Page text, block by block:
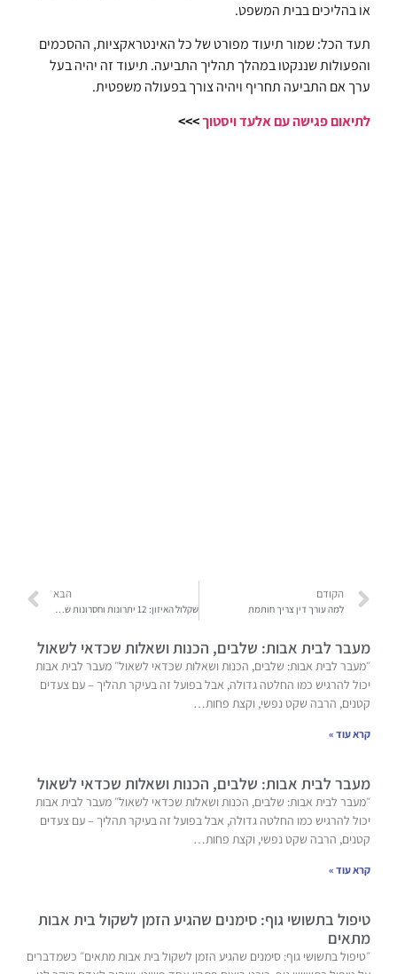
או בהליכים בבית המשפט.
תעד הכל: שמור תיעוד מפורט של כל האינטראקציות, ההסכמים
והפעולות שננקטו במהלך תהליך התביעה. תיעוד זה יהיה בעל
ערך אם התביעה תחריף ויהיה צורך בפעולה משפטית.
לתיאום פגישה עםאלעד ויסטוך>>>
הקודם
למה עורך דין צריך חותמת
הבא
מעבר לבית אבות: שלבים, הכנות ושאלות שכדאי לשאול
״מעבר לבית אבות: שלבים, הכנות ושאלות שכדאי לשאול״ מעבר לבית אבות
יכול להרגיש כמו החלטה גדולה, אבל בפועל זה בעיקר תהליך – עם צעדים
קטנים, הרבה שקט נפשי, וקצת פחות…
קרא עוד »
מעבר לבית אבות: שלבים, הכנות ושאלות שכדאי לשאול
״מעבר לבית אבות: שלבים, הכנות ושאלות שכדאי לשאול״ מעבר לבית אבות
יכול להרגיש כמו החלטה גדולה, אבל בפועל זה בעיקר תהליך – עם צעדים
קטנים, הרבה שקט נפשי, וקצת פחות…
קרא עוד »
טיפול בתשושי גוף: סימנים שהגיע הזמן לשקול בית אבות
מתאים
״טיפול בתשושי גוף: סימנים שהגיע הזמן לשקול בית אבות מתאים״ כשמדברים